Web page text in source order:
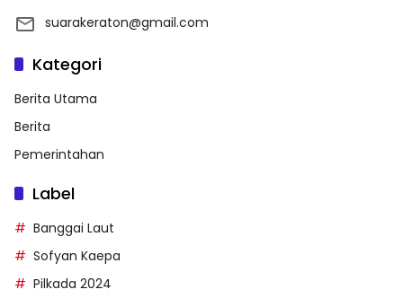
suarakeraton@gmail.com
Kategori
Berita Utama
Berita
Pemerintahan
Label
Banggai Laut
Sofyan Kaepa
Pilkada 2024